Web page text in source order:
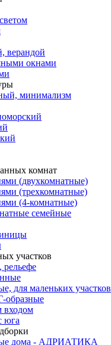
верандой
окнами
минимализм
комнат
(двухкомнатные)
(трехкомнатные)
(4-комнатные)
семейные
участков
рельефе
для маленьких участков
образные
входом
юга
дома - АДРИАТИКА